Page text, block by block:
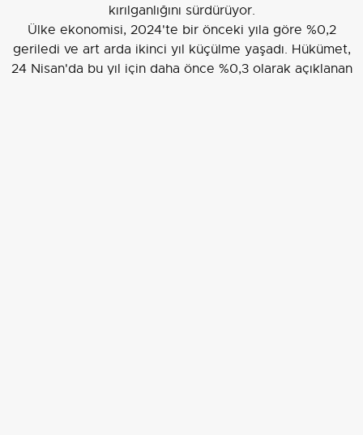
kırılganlığını sürdürüyor.
Ülke ekonomisi, 2024'te bir önceki yıla göre %0,2
geriledi ve art arda ikinci yıl küçülme yaşadı. Hükümet,
24 Nisan'da bu yıl için daha önce %0,3 olarak açıklanan